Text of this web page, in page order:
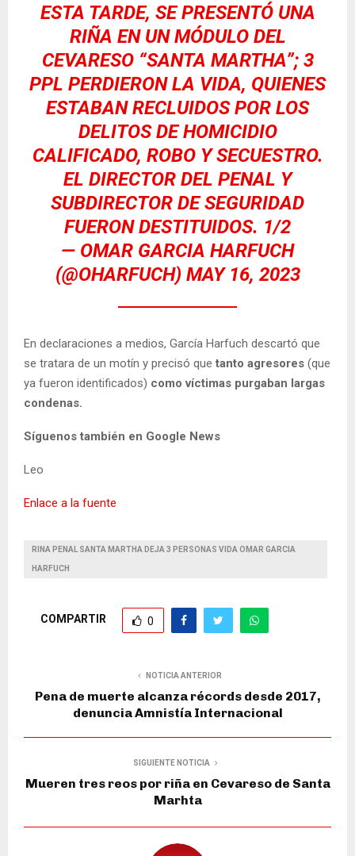
ESTA TARDE, SE PRESENTÓ UNA
RIÑA EN UN MÓDULO DEL
CEVARESO “SANTA MARTHA”; 3
PPL PERDIERON LA VIDA, QUIENES
ESTABAN RECLUIDOS POR LOS
DELITOS DE HOMICIDIO
CALIFICADO, ROBO Y SECUESTRO.
EL DIRECTOR DEL PENAL Y
SUBDIRECTOR DE SEGURIDAD
FUERON DESTITUIDOS. 1/2
— OMAR GARCIA HARFUCH
(@OHARFUCH) MAY 16, 2023
En declaraciones a medios, García Harfuch descartó que
se tratara de un motín y precisó que tanto agresores (que
ya fueron identificados) como víctimas purgaban largas
condenas.
Síguenos también en Google News
Leo
Enlace a la fuente
RINA PENAL SANTA MARTHA DEJA 3 PERSONAS VIDA OMAR GARCIA
HARFUCH
COMPARTIR 0
NOTICIA ANTERIOR
Pena de muerte alcanza récords desde 2017,
denuncia Amnistía Internacional
SIGUIENTE NOTICIA
Mueren tres reos por riña en Cevareso de Santa
Marhta